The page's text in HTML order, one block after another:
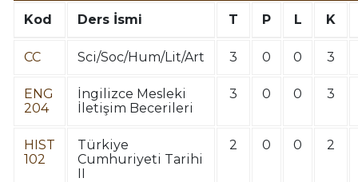
Kod Ders İsmi T P L K
CC Sci/Soc/Hum/Lit/Art 3 0 0 3
ENG
204
İngilizce Mesleki
İletişim Becerileri
3 0 0 3
HIST
102
Türkiye
Cumhuriyeti Tarihi
II
2 0 0 2